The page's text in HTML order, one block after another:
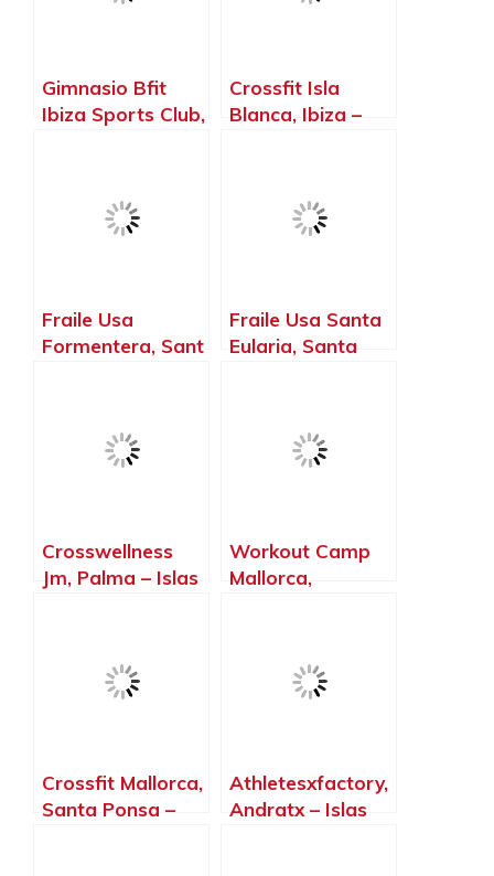
Gimnasio Bfit
Ibiza Sports Club,
Crossfit Isla
Blanca, Ibiza –
Fraile Usa
Formentera, Sant
Fraile Usa Santa
Eularia, Santa
Crosswellness
Jm, Palma – Islas
Workout Camp
Mallorca,
Crossfit Mallorca,
Santa Ponsa –
Athletesxfactory,
Andratx – Islas